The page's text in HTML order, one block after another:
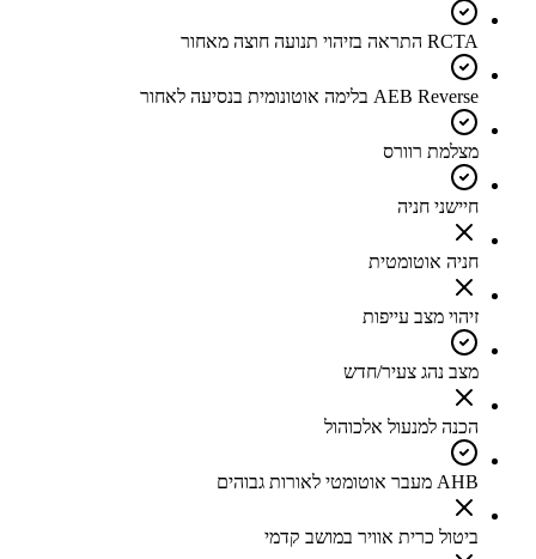
RCTA התראה בזיהוי תנועה חוצה מאחור
AEB Reverse בלימה אוטונומית בנסיעה לאחור
מצלמת רוורס
חיישני חניה
חניה אוטומטית
זיהוי מצב עייפות
מצב נהג צעיר/חדש
הכנה למנעול אלכוהול
AHB מעבר אוטומטי לאורות גבוהים
ביטול כרית אוויר במושב קדמי